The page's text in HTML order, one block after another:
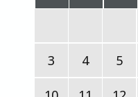
3 4 5